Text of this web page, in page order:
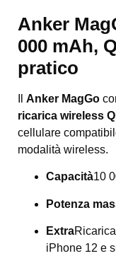
Anker
000 mAh,
pratico
Anker MagGo
ricarica wireless
cellulare
modalità wireless.
Capacità10
Potenza
Extra
iPhone 12 e